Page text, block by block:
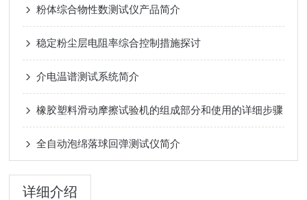
粉体综合物性数测试仪产品简介
稳定粉尘层电阻率综合控制措施探讨
介电温谱测试系统简介
橡胶塑料滑动摩擦试验机的组成部分和使用的详细步骤
全自动泡绵落球回弹测试仪简介
详细介绍